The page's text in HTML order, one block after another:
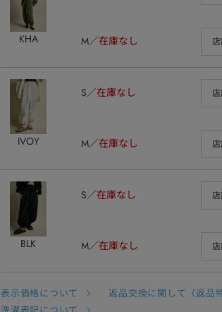
KHA M 在庫なし
IVOY
S 在庫なし
M 在庫なし
BLK
S 在庫なし
M 在庫なし
表示価格について 返品交換に関して（返品特